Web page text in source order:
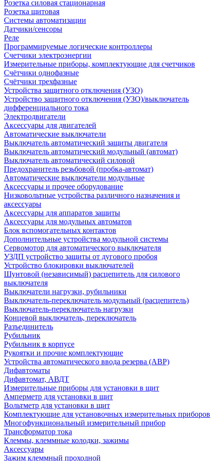
Розетка силовая стационарная
Розетка щитовая
Системы автоматизации
Датчики/сенсоры
Реле
Программируемые логические контроллеры
Счетчики электроэнергии
Измерительные приборы, комплектующие для счетчиков
Счётчики однофазные
Счётчики трехфазные
Устройства защитного отключения (УЗО)
Устройство защитного отключения (УЗО)/выключатель
дифференциального тока
Электродвигатели
Аксессуары для двигателей
Автоматические выключатели
Выключатель автоматический защиты двигателя
Выключатель автоматический модульный (автомат)
Выключатель автоматический силовой
Предохранитель резьбовой (пробка-автомат)
Автоматические выключатели модульные
Аксессуары и прочее оборудование
Низковольтные устройства различного назначения и
аксессуары
Аксессуары для аппаратов защиты
Аксессуары для модульных автоматов
Блок вспомогательных контактов
Дополнительные устройства модульной системы
Сервомотор для автоматического выключателя
УЗДП устройство защиты от дугового пробоя
Устройство блокировки выключателей
Шунтовой (независимый) расцепитель для силового
выключателя
Выключатели нагрузки, рубильники
Выключатель-переключатель модульный (расцепитель)
Выключатель-переключатель нагрузки
Концевой выключатель, переключатель
Разъединитель
Рубильник
Рубильник в корпусе
Рукоятки и прочие комплектующие
Устройства автоматического ввода резерва (АВР)
Дифавтоматы
Дифавтомат, АВДТ
Измерительные приборы для установки в щит
Амперметр для установки в щит
Вольтметр для установки в щит
Комплектующие для установочных измерительных приборов
Многофункциональный измерительный прибор
Трансформатор тока
Клеммы, клеммные колодки, зажимы
Аксессуары
Зажим клеммный проходной